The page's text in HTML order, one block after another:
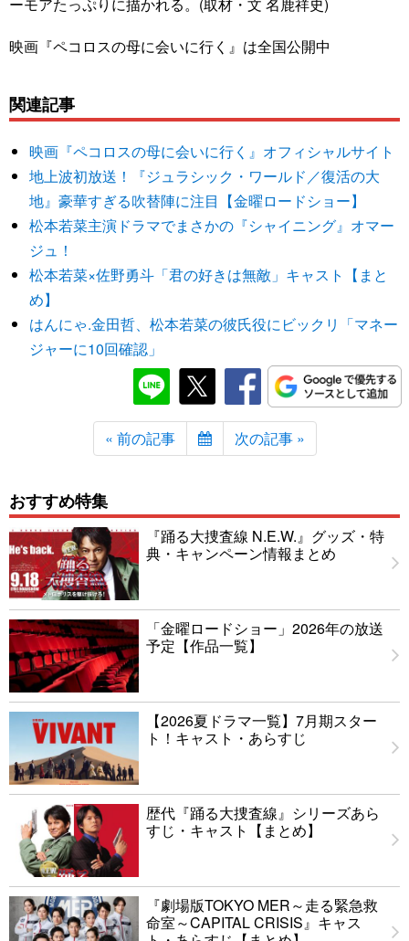
映画『ペコロスの母に会いに行く』は全国公開中
関連記事
映画『ペコロスの母に会いに行く』オフィシャルサイト
地上波初放送！『ジュラシック・ワールド／復活の大
地』豪華すぎる吹替陣に注目【金曜ロードショー】
松本若菜主演ドラマでまさかの『シャイニング』オマー
ジュ！
松本若菜×佐野勇斗「君の好きは無敵」キャスト【まと
め】
はんにゃ.金田哲、松本若菜の彼氏役にビックリ「マネー
ジャーに10回確認」
« 前の記事 次の記事 »
おすすめ特集
『踊る大捜査線 N.E.W.』グッズ・特
典・キャンペーン情報まとめ
「金曜ロードショー」2026年の放送
予定【作品一覧】
【2026夏ドラマ一覧】7月期スター
ト！キャスト・あらすじ
歴代『踊る大捜査線』シリーズあら
すじ・キャスト【まとめ】
『劇場版TOKYO MER～走る緊急救
命室～CAPITAL CRISIS』キャス